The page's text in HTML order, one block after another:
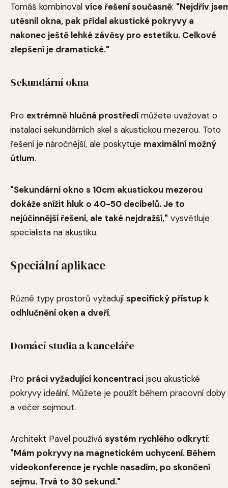
Tomáš kombinoval více řešení současně: "Nejdřív
utěsnil okna, pak přidal akustické pokryvy a
nakonec ještě lehké závěsy pro estetiku. Celkové
zlepšení je dramatické."
Sekundární okna
Pro extrémně hlučná prostředí můžete uvažovat o
instalaci sekundárních skel s akustickou mezerou. Toto
řešení je náročnější, ale poskytuje maximální možný
útlum.
"Sekundární okno s 10cm akustickou mezerou
dokáže snížit hluk o 40-50 decibelů. Je to
nejúčinnější řešení, ale také nejdražší," vysvětluje
specialista na akustiku.
Speciální aplikace
Různé typy prostorů vyžadujíspecifický přístup k
odhlučnění oken a dveří.
Domácí studia a kanceláře
Pro práci vyžadující koncentraci jsou akustické
pokryvy ideální. Můžete je použít během pracovní doby
a večer sejmout.
Architekt Pavel používá systém rychlého odkrytí:
"Mám pokryvy na magnetickém uchycení. Během
videokonference je rychle nasadím, po skončení
sejmu. Trvá to 30 sekund."